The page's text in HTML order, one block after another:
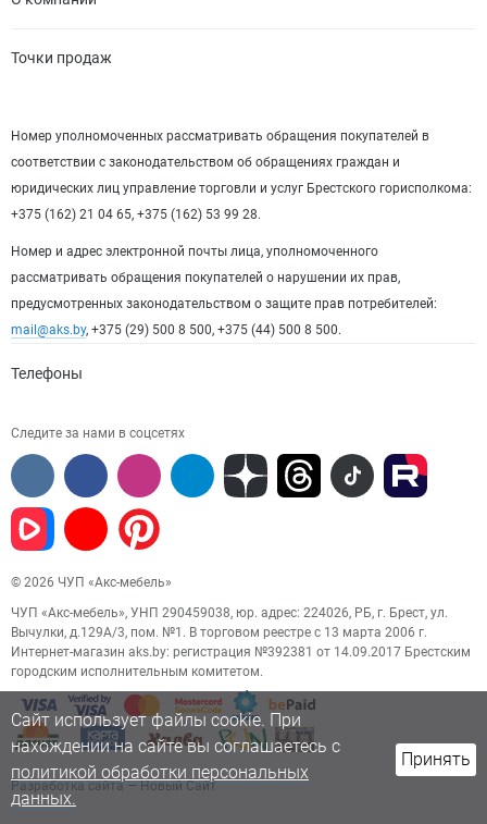
Точки продаж
Номер уполномоченных рассматривать обращения покупателей в
соответствии с законодательством об обращениях граждан и
юридических лиц управление торговли и услуг Брестского горисполкома:
+375 (162) 21 04 65, +375 (162) 53 99 28.
Номер и адрес электронной почты лица, уполномоченного
рассматривать обращения покупателей о нарушении их прав,
предусмотренных законодательством о защите прав потребителей:
mail@aks.by, +375 (29) 500 8 500, +375 (44) 500 8 500.
Телефоны
Следите за нами в соцсетях
© 2026 ЧУП «Акс-мебель»
ЧУП «Акс-мебель», УНП 290459038, юр. адрес: 224026, РБ, г. Брест, ул.
Вычулки, д.129А/3, пом. №1. В торговом реестре с 13 марта 2006 г.
Интернет-магазин aks.by: регистрация №392381 от 14.09.2017 Брестским
городским исполнительным комитетом.
Разработка сайта— Новый Сайт
Сайт использует файлы cookie. При
нахождении на сайте вы соглашаетесь с
политикой обработки персональных
данных.
Принять